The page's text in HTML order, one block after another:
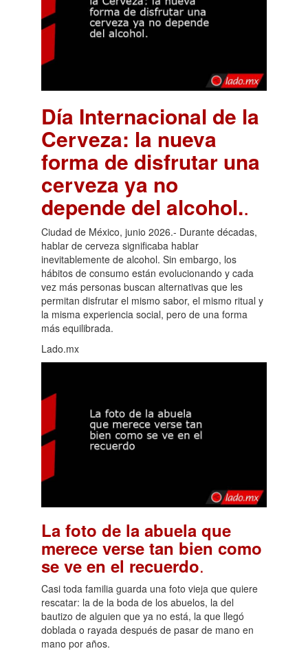
Día Internacional de la
Cerveza: la nueva
forma de disfrutar una
cerveza ya no
depende del alcohol..
Ciudad de México, junio 2026.- Durante décadas,
hablar de cerveza significaba hablar
inevitablemente de alcohol. Sin embargo, los
hábitos de consumo están evolucionando y cada
vez más personas buscan alternativas que les
permitan disfrutar el mismo sabor, el mismo ritual y
la misma experiencia social, pero de una forma
más equilibrada.
Lado.mx
La foto de la abuela que
merece verse tan bien como
se ve en el recuerdo.
Casi toda familia guarda una foto vieja que quiere
rescatar: la de la boda de los abuelos, la del
bautizo de alguien que ya no está, la que llegó
doblada o rayada después de pasar de mano en
mano por años.